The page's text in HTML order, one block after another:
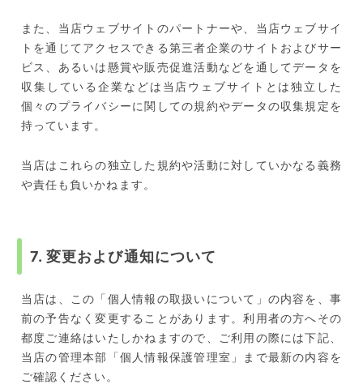
また、当店ウェブサイトのパートナーや、当店ウェブサイ
トを通じてアクセスできる第三者企業のサイトおよびサー
ビス、あるいは懸賞や販売促進活動などを通してデータを
収集している企業などは当店ウェブサイトとは独立した
個々のプライバシーに関しての規約やデータの収集規定を
持っています。
当店はこれらの独立した規約や活動に対していかなる義務
や責任も負いかねます。
7. 変更および通知について
当店は、この「個人情報の取扱いについて」の内容を、事
前の予告なく変更することがあります。利用者の方へその
都度ご連絡はいたしかねますので、ご利用の際には下記、
当店の管理本部「個人情報保護管理室」まで最新の内容を
ご確認ください。